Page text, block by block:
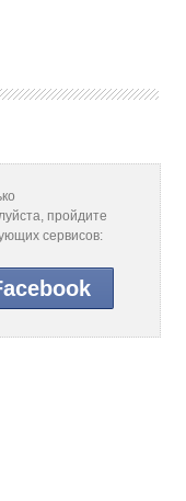
пройдите
сервисов: